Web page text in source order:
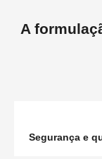
A
Segurança e